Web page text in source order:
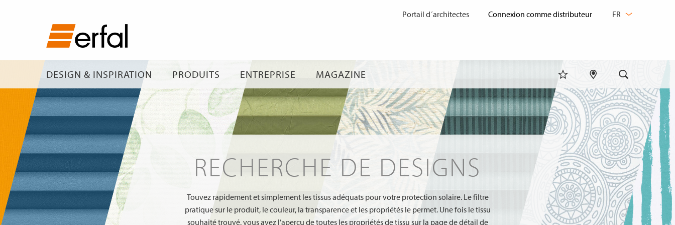
DESIGN & INSPIRATION PRODUITS ENTREPRISE MAGAZINE
Portail d´architectes FR
RECHERCHE DE DESIGNS
Touvez rapidement et simplement les tissus adéquats pour votre protection solaire. Le filtre
pratique sur le produit, le couleur, la transparence et les propriétés le permet. Une fois le tissu
souhaité trouvé, vous avez l’aperçu de toutes les propriétés de tissu sur la page de détail de